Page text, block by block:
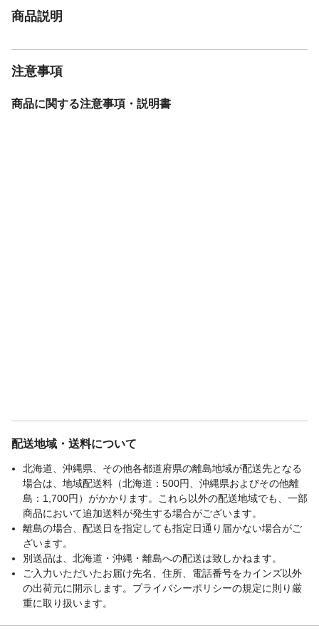
重さ
材質1
商品説明
注意事項
商品に関する注意事項・説明書
配送地域・送料について
北海道、沖縄県、その他各都道府県の離島地域が配送先となる
場合は、地域配送料（北海道：500円、沖縄県およびその他離
島：1,700円）がかかります。これら以外の配送地域でも、一部
商品において追加送料が発生する場合がございます。
離島の場合、配送日を指定しても指定日通り届かない場合がご
ざいます。
別送品は、北海道・沖縄・離島への配送は致しかねます。
ご入力いただいたお届け先名、住所、電話番号をカインズ以外
の出荷元に開示します。プライバシーポリシーの規定に則り厳
重に取り扱います。